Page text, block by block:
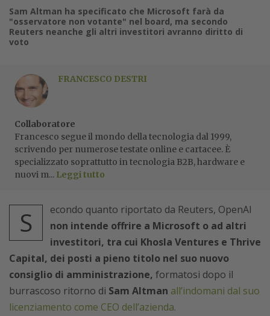
Sam Altman ha specificato che Microsoft farà da
"osservatore non votante" nel board, ma secondo
Reuters neanche gli altri investitori avranno diritto di
voto
FRANCESCO DESTRI
Collaboratore
Francesco segue il mondo della tecnologia dal 1999,
scrivendo per numerose testate online e cartacee. È
specializzato soprattutto in tecnologia B2B, hardware e
nuovi m... Leggi tutto
S
econdo quanto riportato da Reuters, OpenAI
non intende offrire a Microsoft o ad altri
investitori, tra cui Khosla Ventures e Thrive
Capital, dei posti a pieno titolo nel suo nuovo
consiglio di amministrazione, formatosi dopo il
burrascoso ritorno di Sam Altman all’indomani dal suo
licenziamento come CEO dell’azienda.